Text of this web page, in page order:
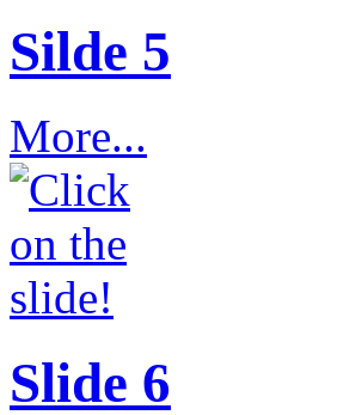
Silde 5
More...
Slide 6